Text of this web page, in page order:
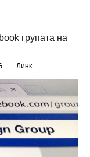
групата на
Линк